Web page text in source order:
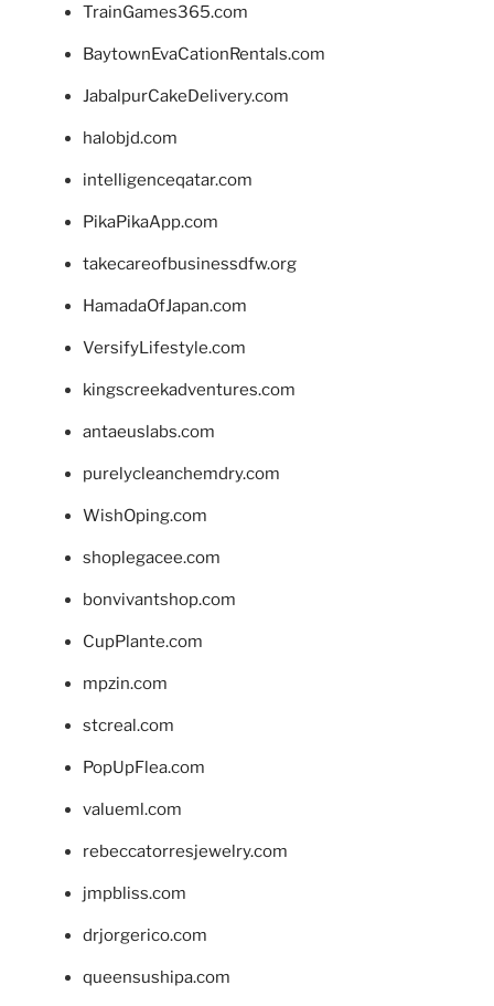
TrainGames365.com
BaytownEvaCationRentals.com
JabalpurCakeDelivery.com
halobjd.com
intelligenceqatar.com
PikaPikaApp.com
takecareofbusinessdfw.org
HamadaOfJapan.com
VersifyLifestyle.com
kingscreekadventures.com
antaeuslabs.com
purelycleanchemdry.com
WishOping.com
shoplegacee.com
bonvivantshop.com
CupPlante.com
mpzin.com
stcreal.com
PopUpFlea.com
valueml.com
rebeccatorresjewelry.com
jmpbliss.com
drjorgerico.com
queensushipa.com